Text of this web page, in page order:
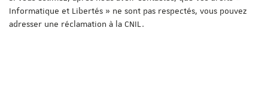
Informatique et Libertés » ne sont pas respectés, vous pouvez
adresser une réclamation à la CNIL.